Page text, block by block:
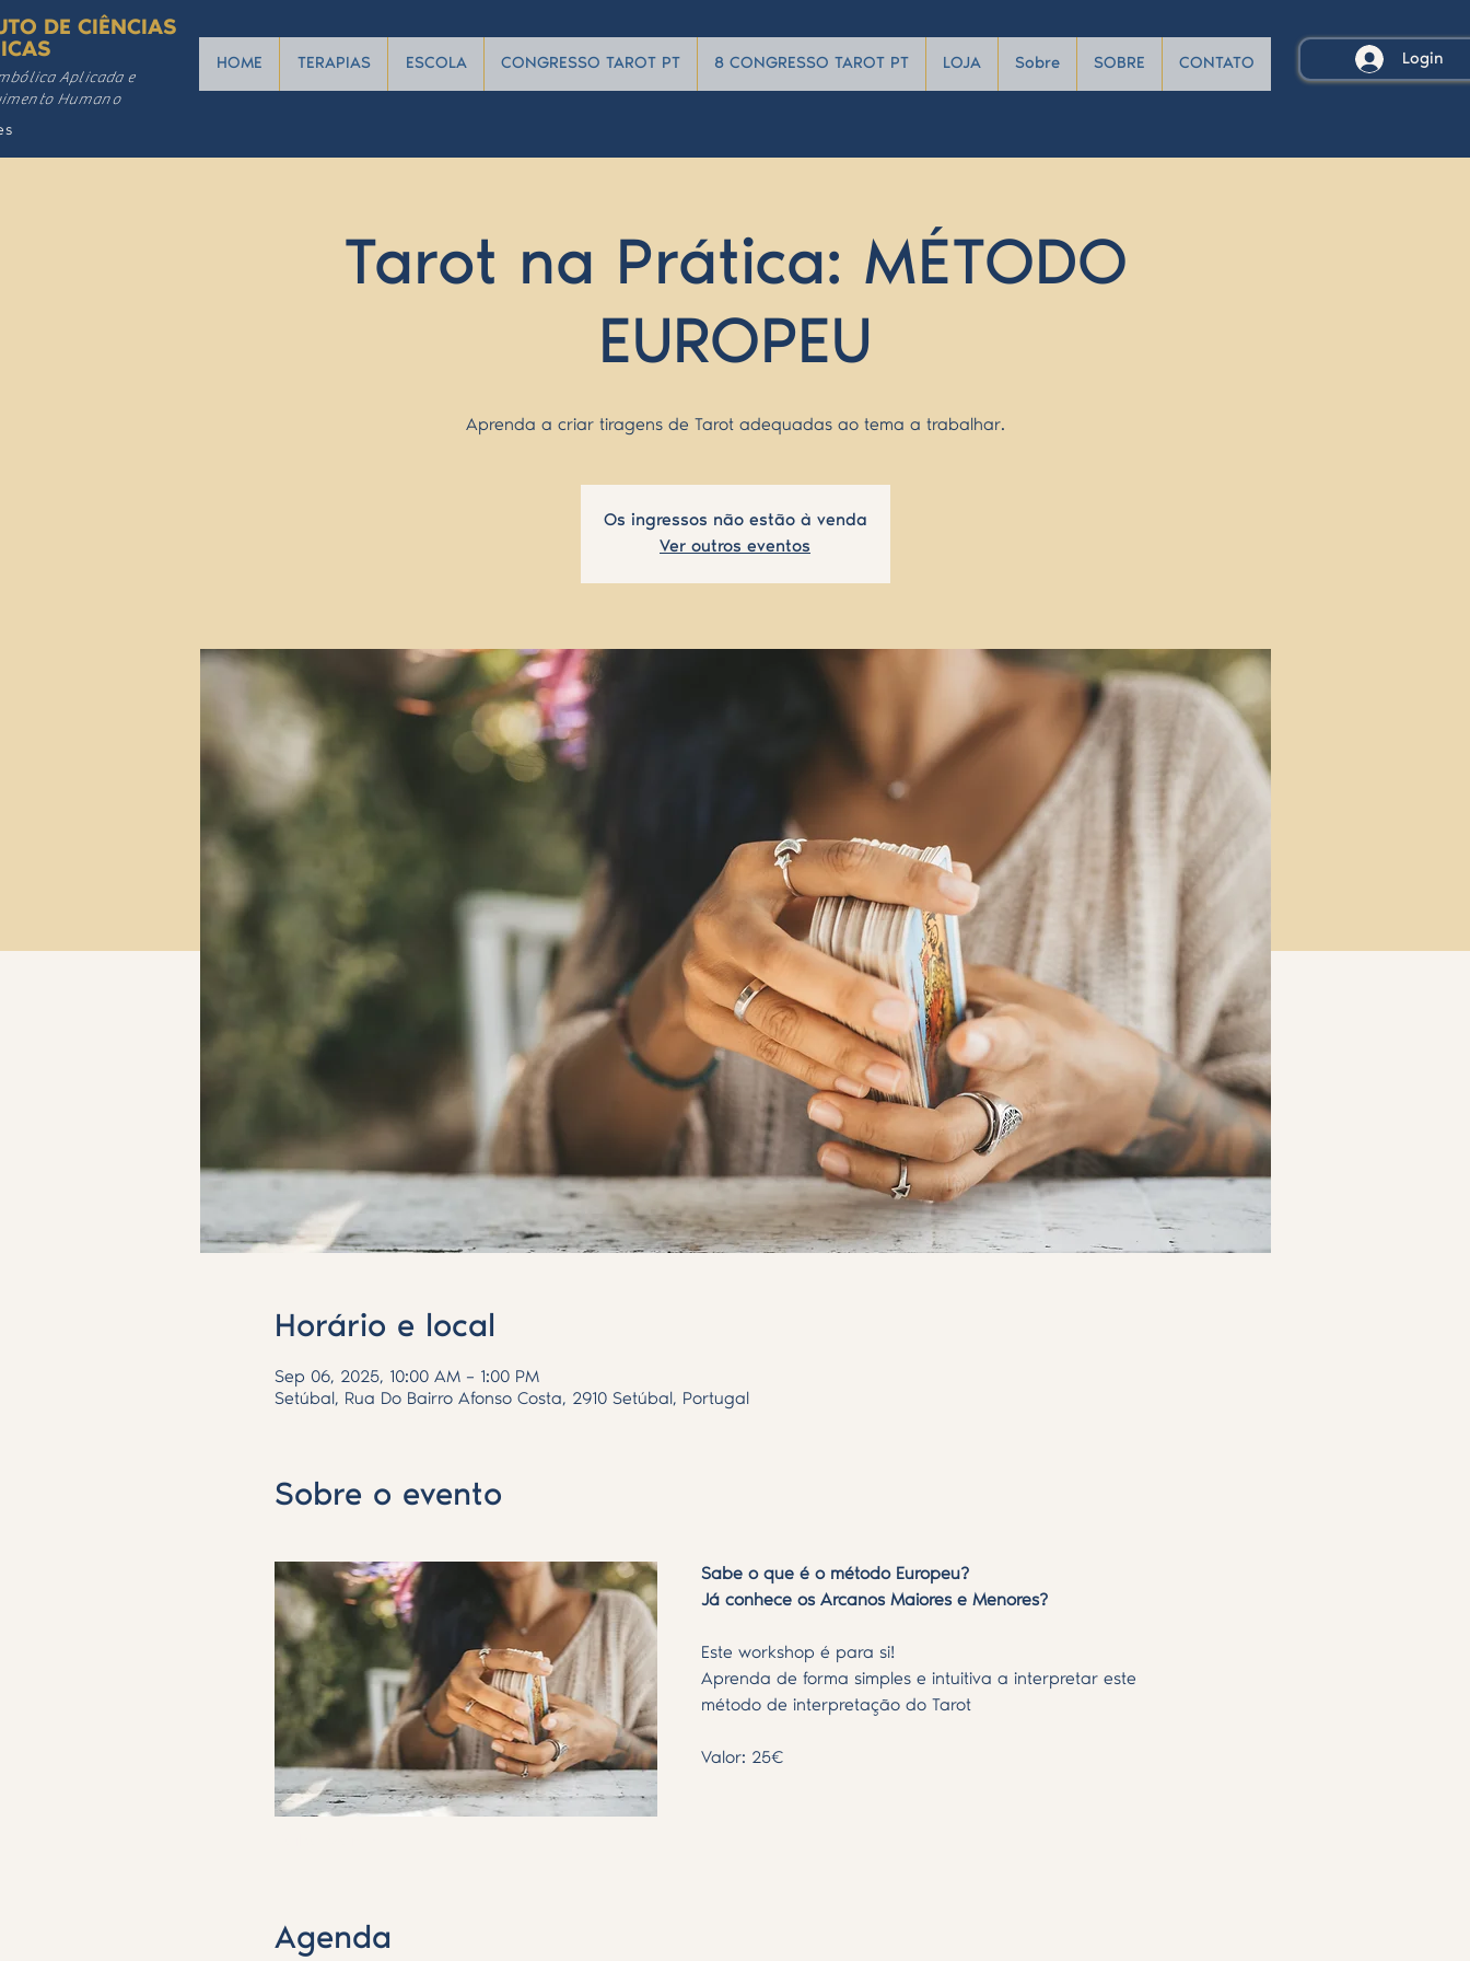
DE CIÊNCIAS
Aplicada e
Humano
HOME TERAPIAS ESCOLA CONGRESSO TAROT PT 8 CONGRESSO TAROT PT LOJA Sobre SOBRE CONTATO Login
Tarot na Prática: MÉTODO
EUROPEU
Aprenda a criar tiragens de Tarot adequadas ao tema a trabalhar.
Os ingressos não estão à venda
Ver outros eventos
Horário e local
Sep 06, 2025, 10:00 AM – 1:00 PM
Setúbal, Rua Do Bairro Afonso Costa, 2910 Setúbal, Portugal
Sobre o evento
Sabe o que é o método Europeu?
Já conhece os Arcanos Maiores e Menores?
Este workshop é para si!
Aprenda de forma simples e intuitiva a interpretar este
método de interpretação do Tarot
Valor: 25€
Agenda